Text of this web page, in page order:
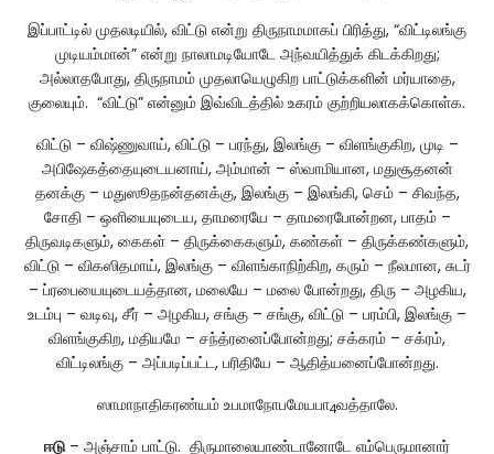
இப்பாட்டில் முதலடியில், விட்டு என்று திருநாமமாகப் பிரித்து, “விட்டிலங்கு
முடியம்மான்” என்று நாலாமடியோடே அந்வயித்துக் கிடக்கிறது;
அல்லாதபோது, திருநாமம் முதலாயெழுகிற பாட்டுக்களின் மர்யாதை,
குலையும். “விட்டு” என்னும் இவ்விடத்தில் உகரம் குற்றியலாகக்கொள்க.
விட்டு – விஷ்ணுவாய், விட்டு – பரந்து, இலங்கு – விளங்குகிற, முடி –
அபிஷேகத்தையுடையனாய், அம்மான் – ஸ்வாமியான, மதுசூதனன்
தனக்கு – மதுஸூதநன்தனக்கு, இலங்கு – இலங்கி, செம் – சிவந்த,
சோதி – ஒளியையுடைய, தாமரையே – தாமரைபோன்றன, பாதம் –
திருவடிகளும், கைகள் – திருக்கைகளும், கண்கள் – திருக்கண்களும்,
விட்டு – விகஸிதமாய், இலங்கு – விளங்காநிற்கிற, கரும் – நீலமான, சுடர்
– ப்ரபையையுடையத்தான, மலையே – மலை போன்றது, திரு – அழகிய,
உடம்பு – வடிவு, சீர் – அழகிய, சங்கு – சங்கு, விட்டு – பரம்பி, இலங்கு –
விளங்குகிற, மதியமே – சந்த்ரனைப்போன்றது; சக்கரம் – சக்ரம்,
விட்டிலங்கு – அப்படிப்பட்ட, பரிதியே – ஆதித்யனைப்போன்றது.
ஸாமாநாதிகரண்யம் உபமாநோபமேயபா4வத்தாலே.
ஈடு– அஞ்சாம் பாட்டு. திருமாலையாண்டானோடே எம்பெருமானார்